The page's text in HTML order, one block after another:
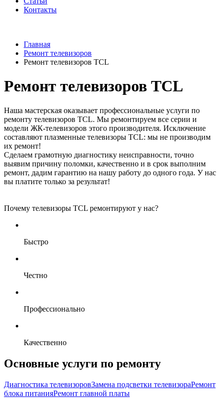
Контакты
Главная
Ремонт телевизоров
Ремонт телевизоров TCL
Ремонт телевизоров TCL
Наша мастерская оказывает профессиональные услуги по
ремонту телевизоров TCL. Мы ремонтируем все серии и
модели ЖК-телевизоров этого производителя. Исключение
составляют плазменные телевизоры TCL: мы не производим
их ремонт!
Сделаем грамотную диагностику неисправности, точно
выявим причину поломки, качественно и в срок выполним
ремонт, дадим гарантию на нашу работу до одного года. У нас
вы платите только за результат!
Почему телевизоры TCL ремонтируют у нас?
Быстро
Честно
Профессионально
Качественно
Основные услуги по ремонту
Диагностика телевизоровЗамена подсветки телевизораРемонт
блока питанияРемонт главной платы